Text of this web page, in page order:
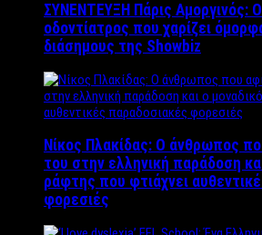
ΣΥΝΕΝΤΕΥΞΗ Πάρις Αμοργινός:
οδοντίατρος που χαρίζει
διάσημους της Showbiz
Νίκος Πλακίδας: O άνθρωπος
του στην ελληνική παράδοση
ράφτης που φτιάχνει
φορεσιές